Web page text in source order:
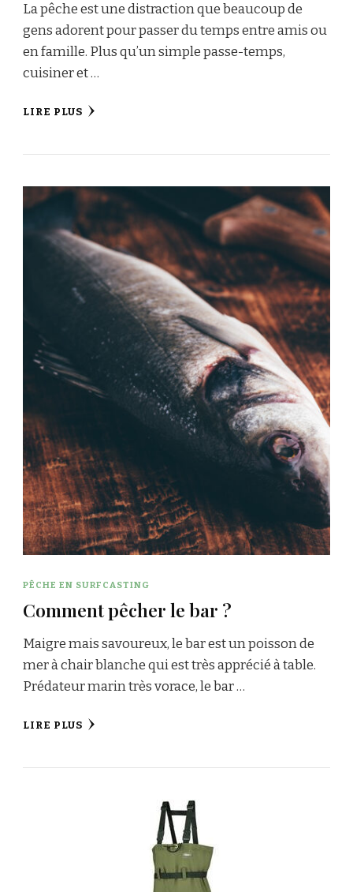
La pêche est une distraction que beaucoup de
gens adorent pour passer du temps entre amis ou
en famille. Plus qu’un simple passe-temps,
cuisiner et …
LIRE PLUS
PÊCHE EN SURFCASTING
Comment pêcher le bar ?
Maigre mais savoureux, le bar est un poisson de
mer à chair blanche qui est très apprécié à table.
Prédateur marin très vorace, le bar …
LIRE PLUS